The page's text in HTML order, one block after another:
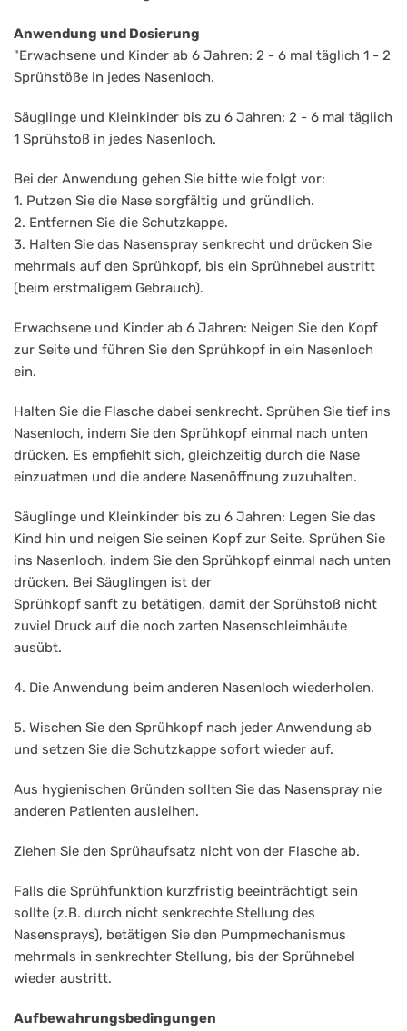
Anwendung und Dosierung
"Erwachsene und Kinder ab 6 Jahren: 2 - 6 mal täglich 1 - 2
Sprühstöße in jedes Nasenloch.
Säuglinge und Kleinkinder bis zu 6 Jahren: 2 - 6 mal täglich
1 Sprühstoß in jedes Nasenloch.
Bei der Anwendung gehen Sie bitte wie folgt vor:
1. Putzen Sie die Nase sorgfältig und gründlich.
2. Entfernen Sie die Schutzkappe.
3. Halten Sie das Nasenspray senkrecht und drücken Sie
mehrmals auf den Sprühkopf, bis ein Sprühnebel austritt
(beim erstmaligem Gebrauch).
Erwachsene und Kinder ab 6 Jahren: Neigen Sie den Kopf
zur Seite und führen Sie den Sprühkopf in ein Nasenloch
ein.
Halten Sie die Flasche dabei senkrecht. Sprühen Sie tief ins
Nasenloch, indem Sie den Sprühkopf einmal nach unten
drücken. Es empfiehlt sich, gleichzeitig durch die Nase
einzuatmen und die andere Nasenöffnung zuzuhalten.
Säuglinge und Kleinkinder bis zu 6 Jahren: Legen Sie das
Kind hin und neigen Sie seinen Kopf zur Seite. Sprühen Sie
ins Nasenloch, indem Sie den Sprühkopf einmal nach unten
drücken. Bei Säuglingen ist der
Sprühkopf sanft zu betätigen, damit der Sprühstoß nicht
zuviel Druck auf die noch zarten Nasenschleimhäute
ausübt.
4. Die Anwendung beim anderen Nasenloch wiederholen.
5. Wischen Sie den Sprühkopf nach jeder Anwendung ab
und setzen Sie die Schutzkappe sofort wieder auf.
Aus hygienischen Gründen sollten Sie das Nasenspray nie
anderen Patienten ausleihen.
Ziehen Sie den Sprühaufsatz nicht von der Flasche ab.
Falls die Sprühfunktion kurzfristig beeinträchtigt sein
sollte (z.B. durch nicht senkrechte Stellung des
Nasensprays), betätigen Sie den Pumpmechanismus
mehrmals in senkrechter Stellung, bis der Sprühnebel
wieder austritt.
Aufbewahrungsbedingungen